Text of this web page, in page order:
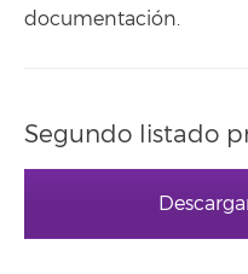
documentación.
Segundo listado